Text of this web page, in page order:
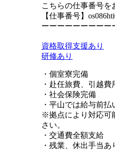
こちらの仕事番号を
【仕事番号】
ーーーーーーーーー
資格取得支援あり
研修あり
・個室寮完備
・赴任旅費、引越費
・社会保険完備
・平山では給与前
※拠点により対応可
さい。
・交通費全額支給
・残業、休出手当あ